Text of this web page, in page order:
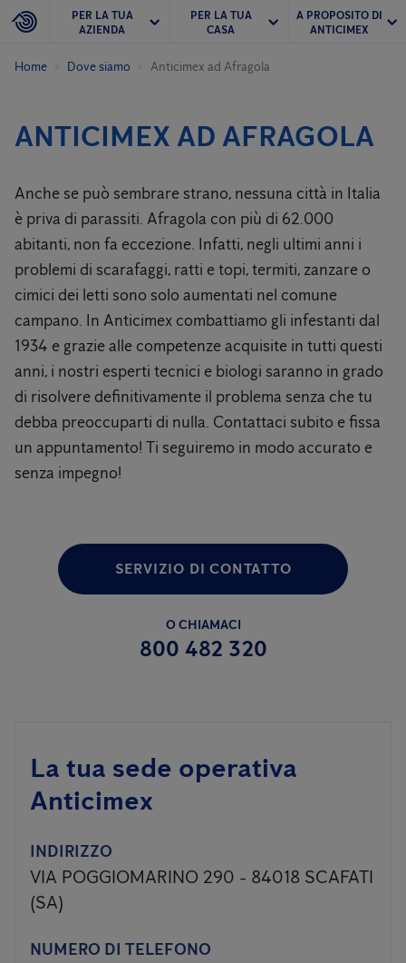
PER LA TUA
AZIENDA
PER LA TUA
CASA
A PROPOSITO DI
ANTICIMEX
Home Dove siamo Anticimex ad Afragola
ANTICIMEX AD AFRAGOLA
Anche se può sembrare strano, nessuna città in Italia
è priva di parassiti. Afragola con più di 62.000
abitanti, non fa eccezione. Infatti, negli ultimi anni i
problemi di scarafaggi, ratti e topi, termiti, zanzare o
cimici dei letti sono solo aumentati nel comune
campano. In Anticimex combattiamo gli infestanti dal
1934 e grazie alle competenze acquisite in tutti questi
anni, i nostri esperti tecnici e biologi saranno in grado
di risolvere definitivamente il problema senza che tu
debba preoccuparti di nulla. Contattaci subito e fissa
un appuntamento! Ti seguiremo in modo accurato e
senza impegno!
SERVIZIO DI CONTATTO
O CHIAMACI
800 482 320
La tua sede operativa
Anticimex
INDIRIZZO
VIA POGGIOMARINO 290 - 84018 SCAFATI
(SA)
NUMERO DI TELEFONO